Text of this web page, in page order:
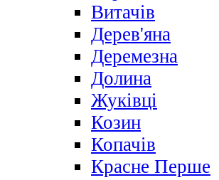
Витачів
Дерев'яна
Деремезна
Долина
Жуківці
Козин
Копачів
Красне Перше